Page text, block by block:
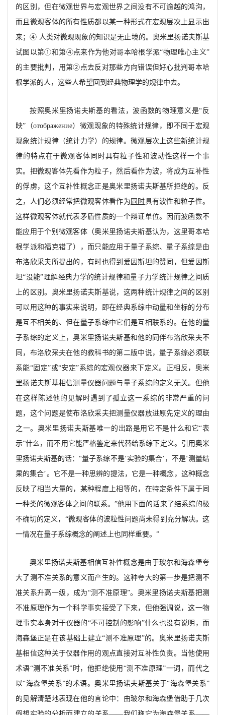
的区别，但在微观世界与宏观世界之间没有不可逾越的鸿沟，
而且微观客体的所有性质都以某一种形式在宏观层次上显示出
来；④ 人类对微观现象的知识是无止境的。奥米里扬诺夫斯基
试图以第①和第④点来作为他对哥本哈根学派“物理唯心主义”
的主要批判， 用第②点去反对那些方向错误但好心批判哥本哈
根学派的人，这些人希望回到经典物理学的规律中去。
按照奥米里扬诺夫斯基的看法，波函数的物理意义是“反
映” （oтображeние）微观现象的特殊统计规律，即不同于宏观
现象统计规律（统计力学）的规律。微观层次上这些新统计规
律的特点在于微观客体同时具有粒子性和波动性这样一个事
实。把微观客体先看作为粒子，然后看作为波，将成为互补性
的俘虏，这个互补性概念正是奥米里扬诺夫斯基所拒绝的。反
之，人们必须经常把微观客体看作为 同时具有波性和粒子性。
这样微观客体就代表矛盾性质的一个辩证单位。因而波函数不
能应用于个别微观客体（奥米里扬诺夫斯基认为，这里哥本哈
根学派和福克错了），而只能应用于量子系综、量子系综是由
布洛欣采夫所提出的，有时也得到爱因斯坦的赞同，但爱因斯
坦“没能”理解经典力学的统计规律和量子力学统计规律之间质
上的区别。奥米里扬诺夫斯基说， 这两种统计规律之间的区别
可以用这种的事实来说明，即在经典系综中动量和坐标的分布
是互不相关的、但在量子系综中它们是互相联系的。在他的量
子系综的定义上，奥米里扬诺夫斯基和他的同伴布洛欣采夫不
同，布洛欣采夫在他的教科书的第二版中说，量子系综必须联
系能“固定”或“安定”系综的宏观仪器来下定义。正相反，奥米
里扬诺夫斯基相信测 量仪器问题与量子系综的定义无关。但他
在这样陈述他的见解时遇到了孤立这一系综的非常严重的问
题，这个问题是使布洛欣采夫把测量仪器放进原先定义的理由
之一。奥米里扬诺夫斯基唯一的出路是用它不是什么和它“表
示”什么，而不用它能严格鉴定来代替给系综下定义。引用奥米
里扬诺夫斯基的话：“量子系综不是‘实验的集合’ ，不是‘测量结
果的集合’。 它不是一种思辨的提法，它是一种概念，这种概念
反映了相当大量的，某种程度上相等的，在特定条件下属于同
一种类的微观客体之间的联系。”他用下面的话来了结系综的极
不确切的定义，“微观客体的波粒性问题尚未得到充分解决。这
一情况在量子系综概念的阐述上也同样重要。”
奥米里扬诺夫斯基相信互补性概念是由于玻尔和海森堡夸
大了测不准关系的意义而产生的。这种夸大的第一步是把测不
准关系升高一级，成为“测不准原理”。奥米里扬诺夫斯基把测
不准原理作为一个科学事实接受了下来，但他强调说，这一物
理事实本身对于仪器的“不可控制的影响”什么也没有说明，而
海森堡正是在该基础上建立“测不准原理”的。奥米里扬诺夫斯
基相信这种关于仪器作用的观点直接对互补性负责。当他使用
术语“测不准关系”时，他拒绝使用“测不准原理”一词，而代之
以“海森堡关系”的术语。奥米里扬诺夫斯基关于“海森堡关系”
的见解清楚地表现在他的言论中 ：由玻尔和海森堡借助于几次